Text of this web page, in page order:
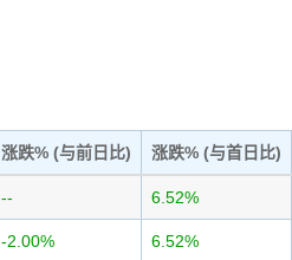
涨跌% (与前日比) 涨跌% (与首日比)
-- 6.52%
-2.00% 6.52%